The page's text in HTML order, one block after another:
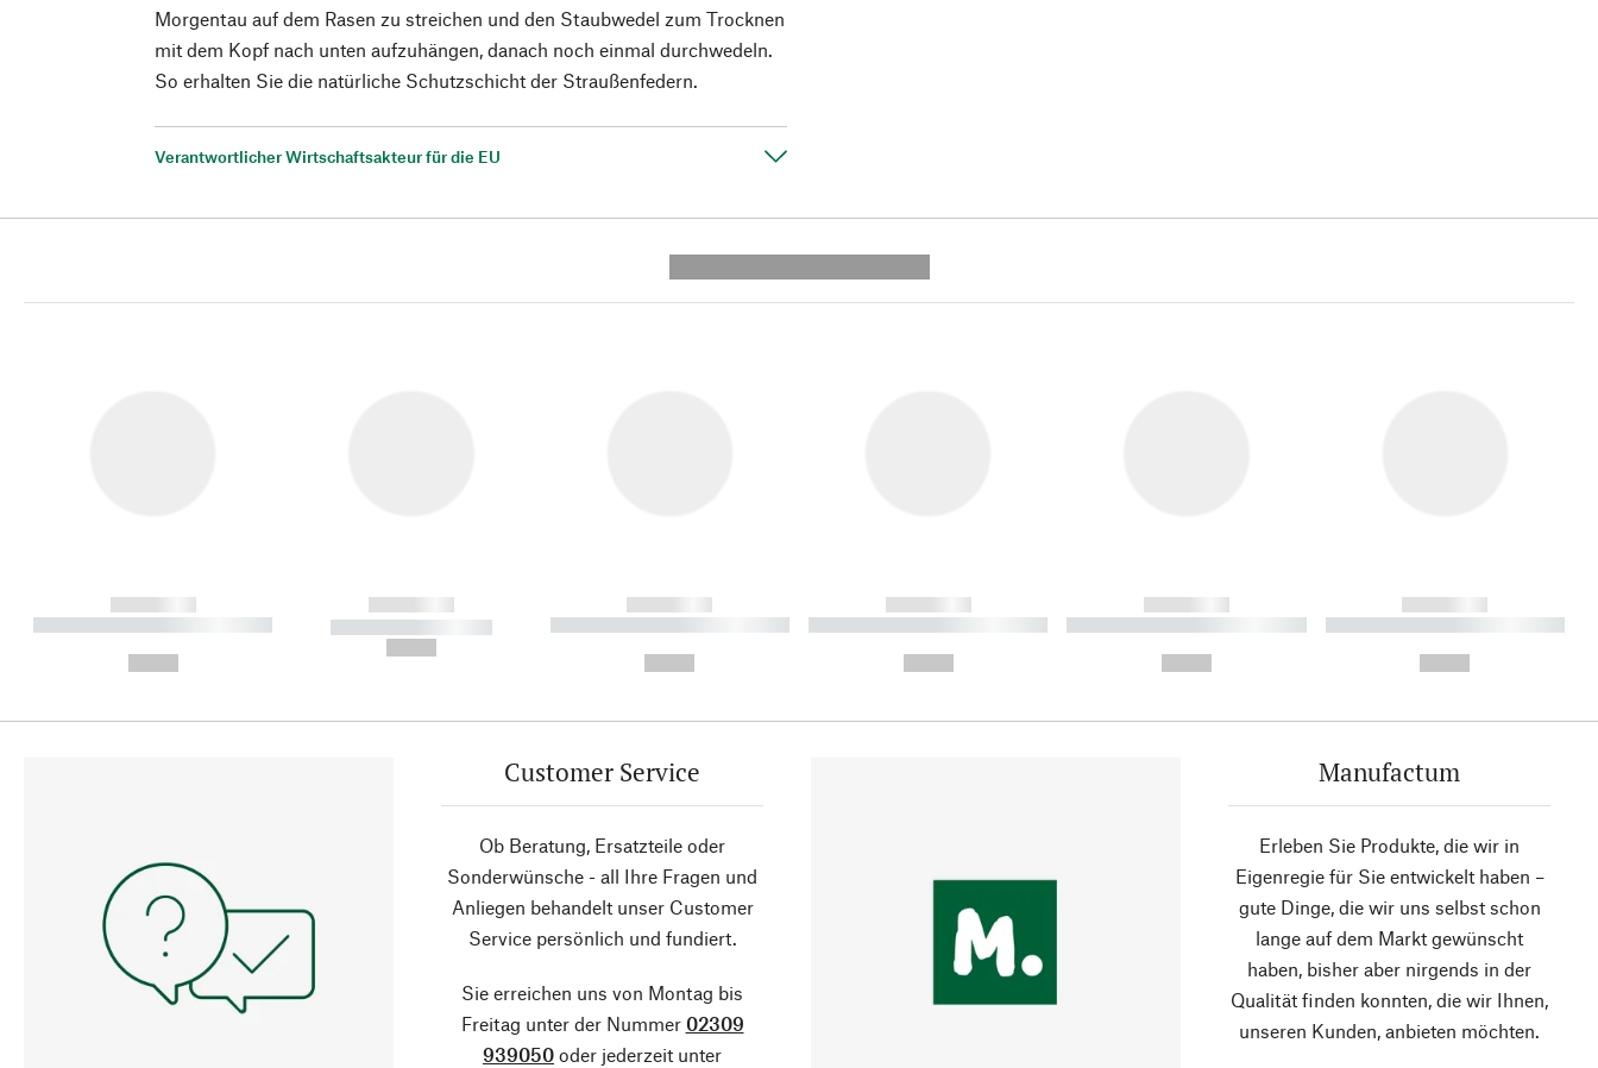
Morgentau auf dem Rasen zu streichen und den Staubwedel zum Trocknen
mit dem Kopf nach unten aufzuhängen, danach noch einmal durchwedeln.
So erhalten Sie die natürliche Schutzschicht der Straußenfedern.
Verantwortlicher Wirtschaftsakteur für die EU
------------
----------- ----------- ----------
------------
----------- -----------
------------
----------- ----------- ----------
------------
----------- ----------- ----------
------------
----------- ----------- ----------
------------
----------- ----------- ----------
Customer Service
Ob Beratung, Ersatzteile oder
Sonderwünsche - all Ihre Fragen und
Anliegen behandelt unser Customer
Service persönlich und fundiert.
Sie erreichen uns von Montag bis
Freitag unter der Nummer 02309
939050 oder jederzeit unter
Manufactum
Erleben Sie Produkte, die wir in
Eigenregie für Sie entwickelt haben –
gute Dinge, die wir uns selbst schon
lange auf dem Markt gewünscht
haben, bisher aber nirgends in der
Qualität finden konnten, die wir Ihnen,
unseren Kunden, anbieten möchten.